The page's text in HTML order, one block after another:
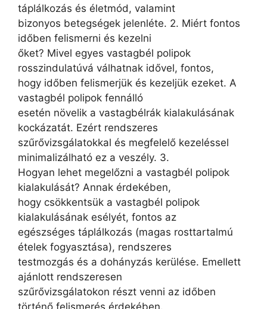
táplálkozás és életmód, valamint
bizonyos betegségek jelenléte. 2. Miért fontos
időben felismerni és kezelni
őket? Mivel egyes vastagbél polipok
rosszindulatúvá válhatnak idővel, fontos,
hogy időben felismerjük és kezeljük ezeket. A
vastagbél polipok fennálló
esetén növelik a vastagbélrák kialakulásának
kockázatát. Ezért rendszeres
szűrővizsgálatokkal és megfelelő kezeléssel
minimalizálható ez a veszély. 3.
Hogyan lehet megelőzni a vastagbél polipok
kialakulását? Annak érdekében,
hogy csökkentsük a vastagbél polipok
kialakulásának esélyét, fontos az
egészséges táplálkozás (magas rosttartalmú
ételek fogyasztása), rendszeres
testmozgás és a dohányzás kerülése. Emellett
ajánlott rendszeresen
szűrővizsgálatokon részt venni az időben
történő felismerés érdekében.